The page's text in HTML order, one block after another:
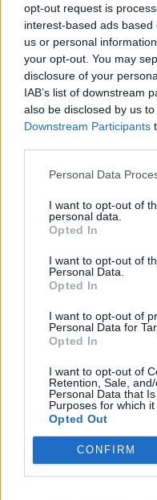
opt-out request is
interest-based ads
us or personal
your opt-out. You may
disclosure of your
IAB’s list of downstream
also be disclosed by us
Downstream Participants
Personal Data
I want to opt-out of
personal data.
Opted In
I want to opt-out of
Personal Data.
Opted In
I want to opt-out of
Personal Data for
Opted In
I want to opt-out of
Retention, Sale,
Personal Data that
Purposes for which it
Opted Out
CONFIRM
ΔΙΑΤΡΟΦΉ
2
Τι
20
Τελευταία
λέτε σε έναν
27 Φεβρουαρίου 2026
Πάνω από 100 μωρά
γεννηθεί μέσω
την υποστήριξη της
27 Φεβρουαρίου 2026